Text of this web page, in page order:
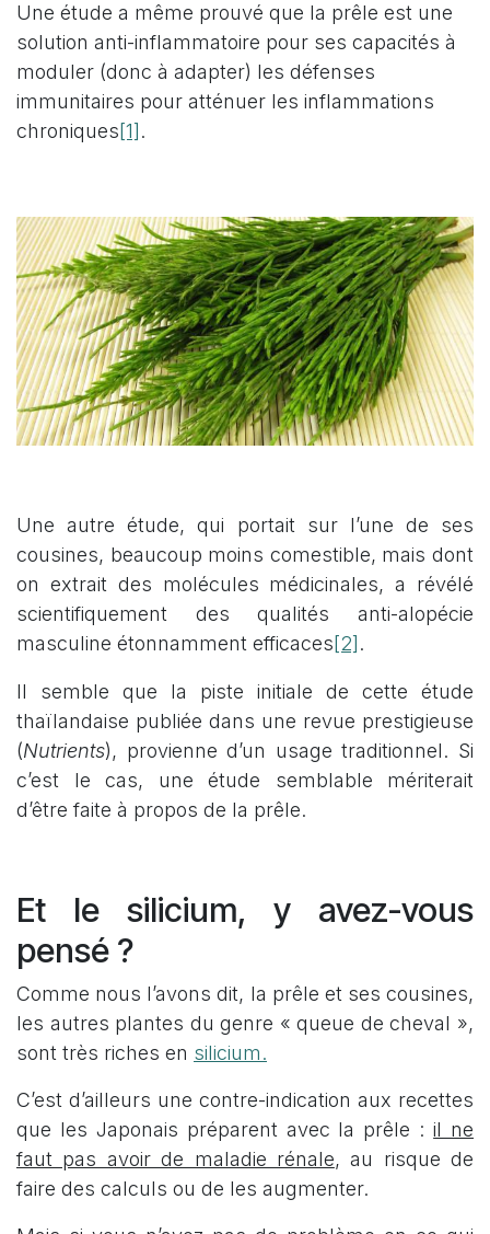
Une étude a même prouvé que la prêle est une
solution anti-inflammatoire pour ses capacités à
moduler (donc à adapter) les défenses
immunitaires pour atténuer les inflammations
chroniques[1].
Une autre étude, qui portait sur l’une de ses
cousines, beaucoup moins comestible, mais dont
on extrait des molécules médicinales, a révélé
scientifiquement des qualités anti-alopécie
masculine étonnamment efficaces[2].
Il semble que la piste initiale de cette étude
thaïlandaise publiée dans une revue prestigieuse
(Nutrients), provienne d’un usage traditionnel. Si
c’est le cas, une étude semblable mériterait
d’être faite à propos de la prêle.
Et le silicium, y avez-vous
pensé ?
Comme nous l’avons dit, la prêle et ses cousines,
les autres plantes du genre « queue de cheval »,
sont très riches en silicium.
C’est d’ailleurs une contre-indication aux recettes
que les Japonais préparent avec la prêle :il ne
faut pas avoir de maladie rénale, au risque de
faire des calculs ou de les augmenter.